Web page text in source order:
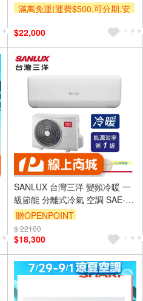
滿萬免運(運費$500,可分期,安
及使用6期以上分期0利率,需付
基本安裝運費)
滿額折$500
$22,000
SANLUX 台灣三洋 變頻冷暖 一
級節能 分離式冷氣 空調 SAE-
V23HJ3/SAC-V23HJ3
贈OPENPOINT
$ 22100
$18,300